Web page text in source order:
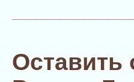
Оставить